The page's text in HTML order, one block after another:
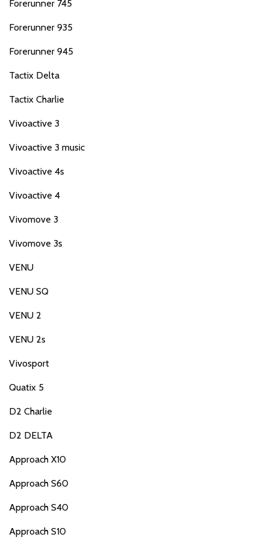
Forerunner 745
Forerunner 935
Forerunner 945
Tactix Delta
Tactix Charlie
Vivoactive 3
Vivoactive 3 music
Vivoactive 4s
Vivoactive 4
Vivomove 3
Vivomove 3s
VENU
VENU SQ
VENU 2
VENU 2s
Vivosport
Quatix 5
D2 Charlie
D2 DELTA
Approach X10
Approach S60
Approach S40
Approach S10